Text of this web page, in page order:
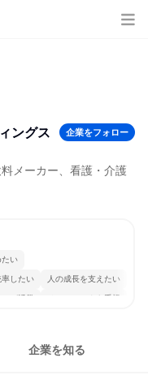
ングス
企業をフォロー
メーカー、看護・介護
たい
したい 人の成長を支えたい
ンが活発 チームワークを重視
企業を知る